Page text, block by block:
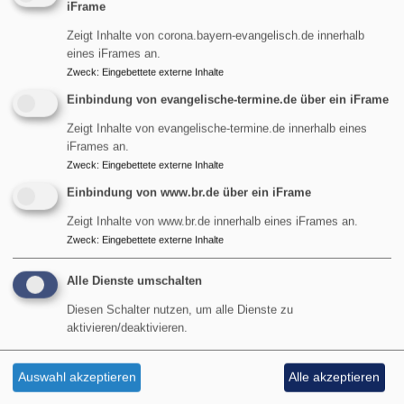
Ebene mit Waffen, Toten und Zerstörung begangen. Es
gibt Cyberkriege, Wirtschaftskriege, Medienkriege etc.
Weiterlesenüber
ANgeDACHT
-
Wo
Hoffnung?
ANgeDACHT - Da wohnt ein
Sehnen tief in uns, oh Gott
Sehnsucht nach
Sicherheit, Gewissheit,
nicht mehr verängstigt
und entsetzt fühlen, von
iFrame
Zeigt Inhalte von corona.bayern-evangelisch.de innerhalb
eines iFrames an.
Zweck: Eingebettete externe Inhalte
Einbindung von evangelische-termine.de über ein iFrame
Zeigt Inhalte von evangelische-termine.de innerhalb eines
iFrames an.
Zweck: Eingebettete externe Inhalte
Einbindung von www.br.de über ein iFrame
Zeigt Inhalte von www.br.de innerhalb eines iFrames an.
Zweck: Eingebettete externe Inhalte
Alle Dienste umschalten
Diesen Schalter nutzen, um alle Dienste zu
aktivieren/deaktivieren.
Auswahl akzeptieren Alle akzeptieren